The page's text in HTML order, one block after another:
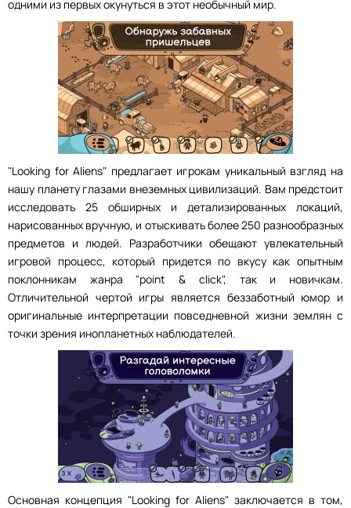
одними из первых окунуться в этот необычный мир.
"Looking for Aliens" предлагает игрокам уникальный взгляд на
нашу планету глазами внеземных цивилизаций. Вам предстоит
исследовать 25 обширных и детализированных локаций,
нарисованных вручную, и отыскивать более 250 разнообразных
предметов и людей. Разработчики обещают увлекательный
игровой процесс, который придется по вкусу как опытным
поклонникам жанра "point & click", так и новичкам.
Отличительной чертой игры является беззаботный юмор и
оригинальные интерпретации повседневной жизни землян с
точки зрения инопланетных наблюдателей.
Основная концепция "Looking for Aliens" заключается в том,